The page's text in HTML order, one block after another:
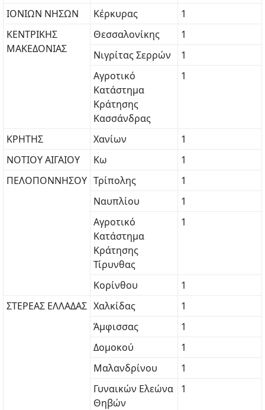
ΙΟΝΙΩΝ ΝΗΣΩΝ Κέρκυρας
1
ΚΕΝΤΡΙΚΗΣ
ΜΑΚΕΔΟΝΙΑΣ
Θεσσαλονίκης
1
Νιγρίτας Σερρών
1
Αγροτικό
Κατάστημα
Κράτησης
Κασσάνδρας
1
ΚΡΗΤΗΣ Χανίων
1
ΝΟΤΙΟΥ ΑΙΓΑΙΟΥ
Κω
1
ΠΕΛΟΠΟΝΝΗΣΟΥ Τρίπολης
1
Ναυπλίου
1
Αγροτικό
Κατάστημα
Κράτησης
Τίρυνθας
1
Κορίνθου
1
ΣΤΕΡΕΑΣ ΕΛΛΑΔΑΣ Χαλκίδας
1
Άμφισσας
1
Δομοκού
1
Μαλανδρίνου
1
Γυναικών Ελεώνα
Θηβών
1